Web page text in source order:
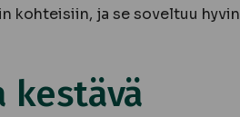
kohteisiin, ja se soveltuu hyvin
kestävä